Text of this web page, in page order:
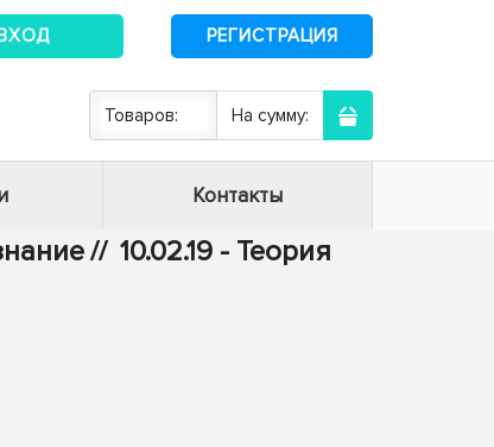
РЕГИСТРАЦИЯ
Товаров: На сумму:
Контакты
// 10.02.19 - Теория